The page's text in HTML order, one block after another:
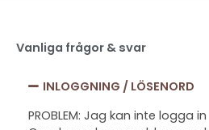
Vanliga frågor & svar
INLOGGNING / LÖSENORD
PROBLEM: Jag kan inte logga in